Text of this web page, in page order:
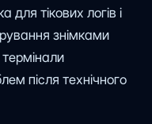
тікових логів і
знімками
після технічного